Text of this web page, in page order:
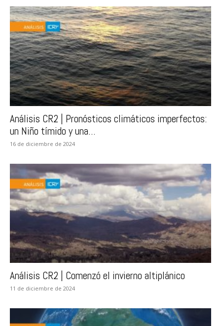
Análisis CR2 | Pronósticos climáticos imperfectos:
un Niño tímido y una...
16 de diciembre de 2024
Análisis CR2 | Comenzó el invierno altiplánico
11 de diciembre de 2024